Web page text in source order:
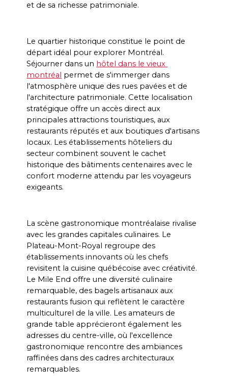
et de sa richesse patrimoniale.
Le quartier historique constitue le point de
départ idéal pour explorer Montréal.
Séjourner dans un hôtel dans le vieux
montréal permet de s'immerger dans
l'atmosphère unique des rues pavées et de
l'architecture patrimoniale. Cette localisation
stratégique offre un accès direct aux
principales attractions touristiques, aux
restaurants réputés et aux boutiques d'artisans
locaux. Les établissements hôteliers du
secteur combinent souvent le cachet
historique des bâtiments centenaires avec le
confort moderne attendu par les voyageurs
exigeants.
La scène gastronomique montréalaise rivalise
avec les grandes capitales culinaires. Le
Plateau-Mont-Royal regroupe des
établissements innovants où les chefs
revisitent la cuisine québécoise avec créativité.
Le Mile End offre une diversité culinaire
remarquable, des bagels artisanaux aux
restaurants fusion qui reflètent le caractère
multiculturel de la ville. Les amateurs de
grande table apprécieront également les
adresses du centre-ville, où l'excellence
gastronomique rencontre des ambiances
raffinées dans des cadres architecturaux
remarquables.